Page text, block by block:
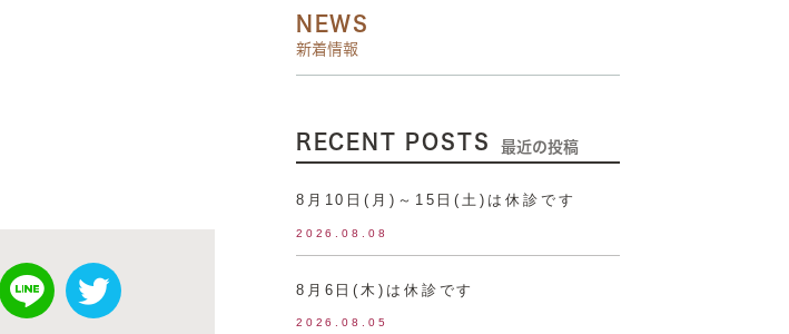
NEWS
新着情報
RECENT POSTS 最近の投稿
8月10日(月)～15日(土)は休診です
2026.08.08
8月6日(木)は休診です
2026.08.05